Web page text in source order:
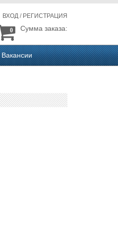
ВХОД / РЕГИСТРАЦИЯ
Сумма заказа:
0
Вакансии